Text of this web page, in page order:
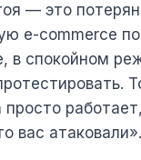
— это
e-commerce
в спокойном
просто
вас атаковали».